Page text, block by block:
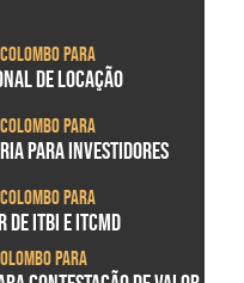
para
DE LOCAÇÃO
para
PARA INVESTIDORES
para
DE ITBI E ITCMD
para